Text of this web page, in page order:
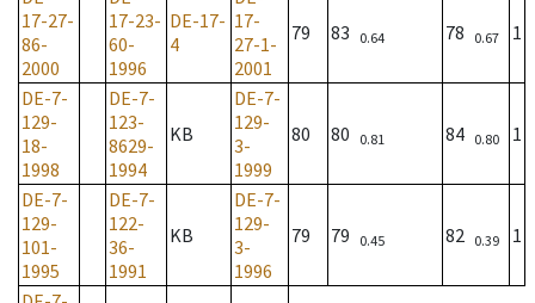
17-27-
86-
2000
17-23-
60-
1996
DE-17-
4
17-
27-1-
2001
79 83 0.64 78 0.67 1
DE-7-
129-
18-
1998
DE-7-
123-
8629-
1994
KB
DE-7-
129-
3-
1999
80 80 0.81 84 0.80 1
DE-7-
129-
101-
1995
DE-7-
122-
36-
1991
KB
DE-7-
129-
3-
1996
79 79 0.45 82 0.39 1